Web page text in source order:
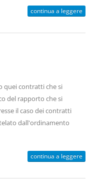
continua a leggere
quei contratti che si
del rapporto che si
il caso dei contratti
dall'ordinamento
continua a leggere